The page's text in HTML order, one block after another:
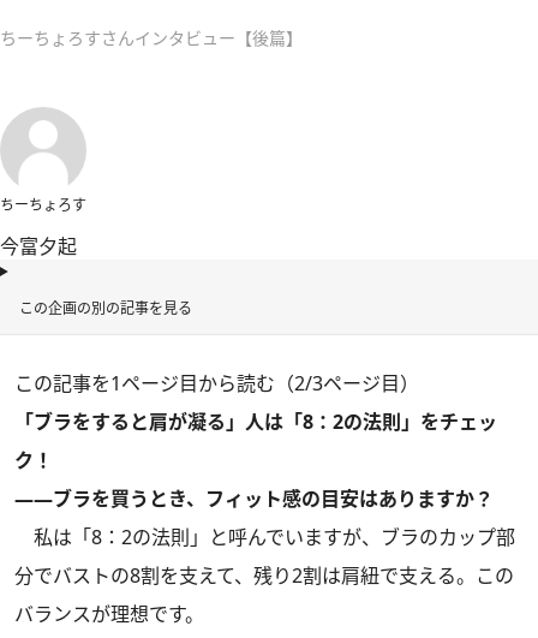
ちーちょろすさんインタビュー【後篇】
ちーちょろす
今富夕起
この企画の別の記事を見る
この記事を1ページ目から読む（2/3ページ目）
「ブラをすると肩が凝る」人は「8：2の法則」をチェッ
ク！
――ブラを買うとき、フィット感の目安はありますか？
私は「8：2の法則」と呼んでいますが、ブラのカップ部
分でバストの8割を支えて、残り2割は肩紐で支える。この
バランスが理想です。